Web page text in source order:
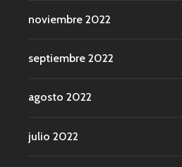
noviembre 2022
septiembre 2022
agosto 2022
julio 2022